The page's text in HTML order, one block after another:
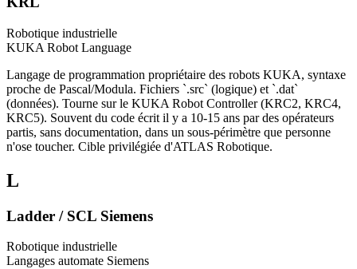
Robotique industrielle
KUKA Robot Language
Langage de programmation propriétaire des robots KUKA, syntaxe
proche de Pascal/Modula. Fichiers `.src` (logique) et `.dat`
(données). Tourne sur le KUKA Robot Controller (KRC2, KRC4,
KRC5). Souvent du code écrit il y a 10-15 ans par des opérateurs
partis, sans documentation, dans un sous-périmètre que personne
n'ose toucher. Cible privilégiée d'ATLAS Robotique.
L
Ladder / SCL Siemens
Robotique industrielle
Langages automate Siemens